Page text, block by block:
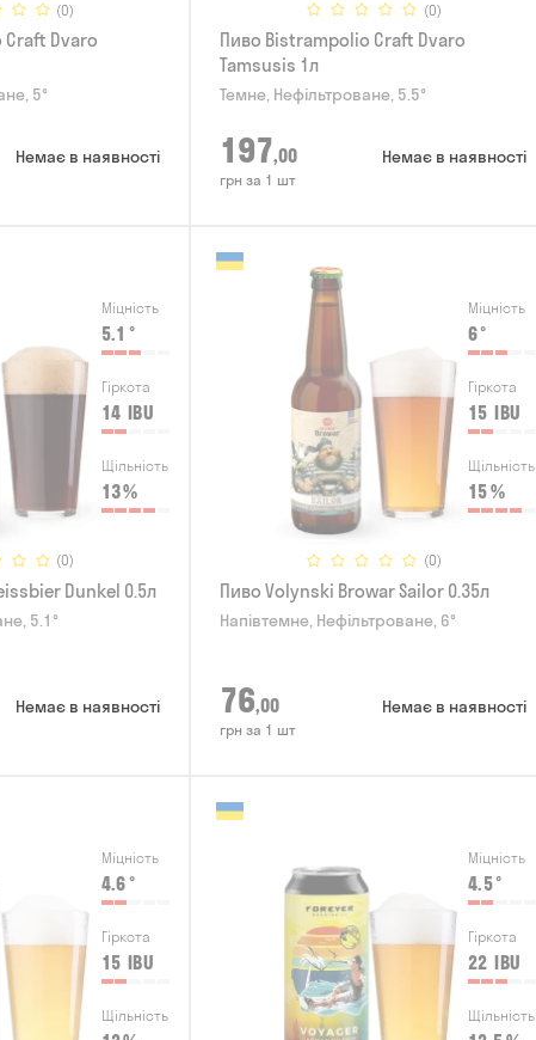
(0)
Dvaro
5°
Немає в наявності
(0)
Пиво Bistrampolio Craft Dvaro
Tamsusis 1л
Темне, Нефільтроване, 5.5°
197,00
грн за 1 шт
Немає в наявності
Міцність
5.1 °
Гіркота
14 IBU
Щільність
13%
(0)
Dunkel 0.5л
5.1°
Немає в наявності
Міцність
6°
Гіркота
15 IBU
Щільність
15%
(0)
Пиво Volynski Browar Sailor 0.35л
Напівтемне, Нефільтроване, 6°
76,00
грн за 1 шт
Немає в наявності
Міцність
4.6 °
Гіркота
15 IBU
Щільність
Міцність
4.5°
Гіркота
22 IBU
Щільність